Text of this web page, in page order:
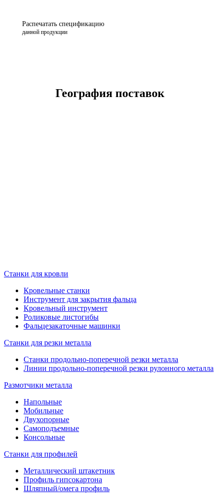
Распечатать спецификацию
данной продукции
География поставок
Станки для кровли
Кровельные станки
Инструмент для закрытия фальца
Кровельный инструмент
Роликовые листогибы
Фальцезакаточные машинки
Станки для резки металла
Станки продольно-поперечной резки металла
Линии продольно-поперечной резки рулонного металла
Размотчики металла
Напольные
Мобильные
Двухопорные
Самоподъемные
Консольные
Станки для профилей
Металлический штакетник
Профиль гипсокартона
Шляпный/омега профиль